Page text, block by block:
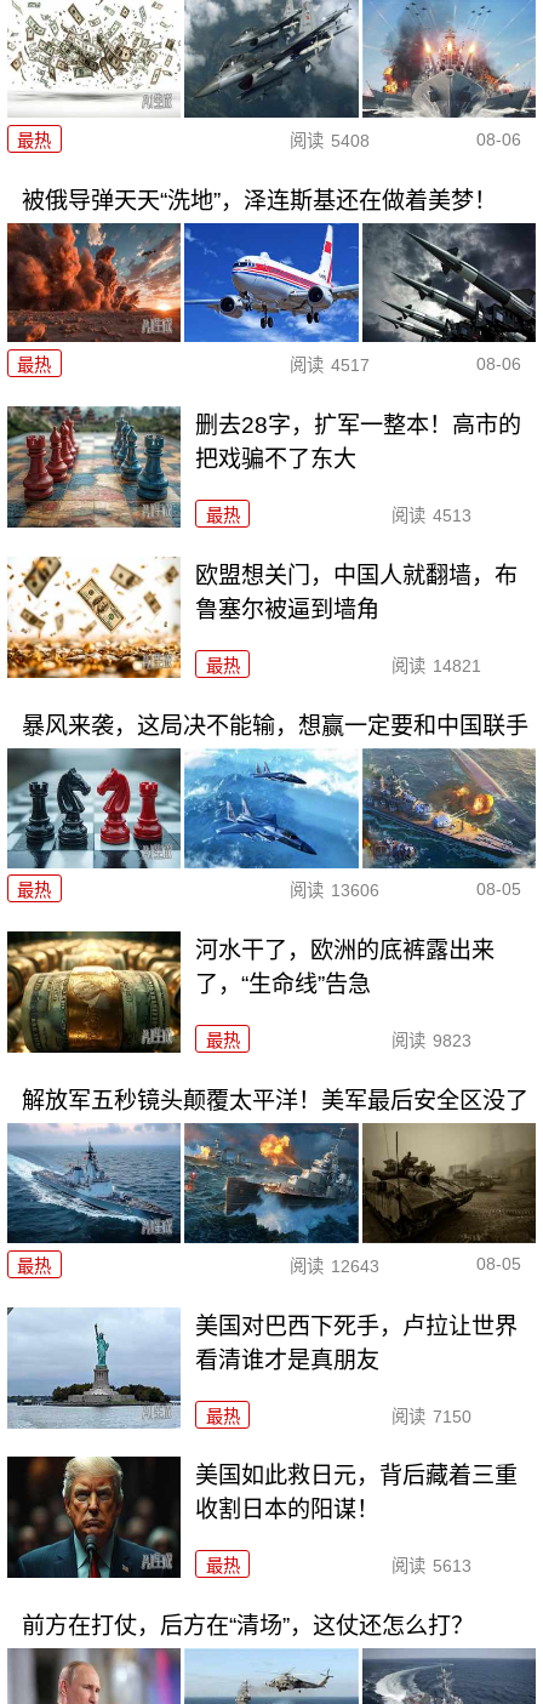
最热 阅读 5408 08-06
被俄导弹天天“洗地”，泽连斯基还在做着美梦！
最热 阅读 4517 08-06
删去28字，扩军一整本！高市的
把戏骗不了东大
最热 阅读 4513
欧盟想关门，中国人就翻墙，布
鲁塞尔被逼到墙角
最热 阅读 14821
暴风来袭，这局决不能输，想赢一定要和中国联手
最热 阅读 13606 08-05
河水干了，欧洲的底裤露出来
了，“生命线”告急
最热 阅读 9823
解放军五秒镜头颠覆太平洋！美军最后安全区没了
最热 阅读 12643 08-05
美国对巴西下死手，卢拉让世界
看清谁才是真朋友
最热 阅读 7150
美国如此救日元，背后藏着三重
收割日本的阳谋！
最热 阅读 5613
前方在打仗，后方在“清场”，这仗还怎么打？